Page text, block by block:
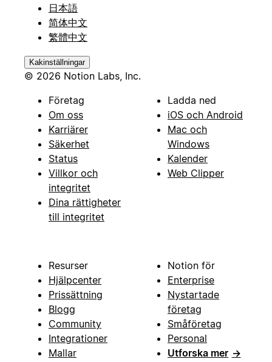
日本語
简体中文
繁體中文
Kakinställningar
© 2026 Notion Labs, Inc.
Företag
Om oss
Karriärer
Säkerhet
Status
Villkor och
integritet
Dina rättigheter
till integritet
Ladda ned
iOS och Android
Mac och
Windows
Kalender
Web Clipper
Resurser
Hjälpcenter
Prissättning
Blogg
Community
Integrationer
Mallar
Notion för
Enterprise
Nystartade
företag
Småföretag
Personal
Utforska mer →